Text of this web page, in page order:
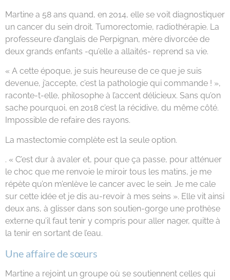
Martine a 58 ans quand, en 2014, elle se voit diagnostiquer
un cancer du sein droit. Tumorectomie, radiothérapie. La
professeure d’anglais de Perpignan, mère divorcée de
deux grands enfants -qu’elle a allaités- reprend sa vie.
« A cette époque, je suis heureuse de ce que je suis
devenue, j’accepte, c’est la pathologie qui commande ! »,
raconte-t-elle, philosophe à l’accent délicieux. Sans qu’on
sache pourquoi, en 2018 c’est la récidive, du même côté.
Impossible de refaire des rayons.
La mastectomie complète est la seule option.
. « C’est dur à avaler et, pour que ça passe, pour atténuer
le choc que me renvoie le miroir tous les matins, je me
répète qu’on m’enlève le cancer avec le sein. Je me cale
sur cette idée et je dis au-revoir à mes seins ». Elle vit ainsi
deux ans, à glisser dans son soutien-gorge une prothèse
externe qu’il faut tenir y compris pour aller nager, quitte à
la tenir en sortant de l’eau.
Une affaire de sœurs
Martine a rejoint un groupe où se soutiennent celles qui